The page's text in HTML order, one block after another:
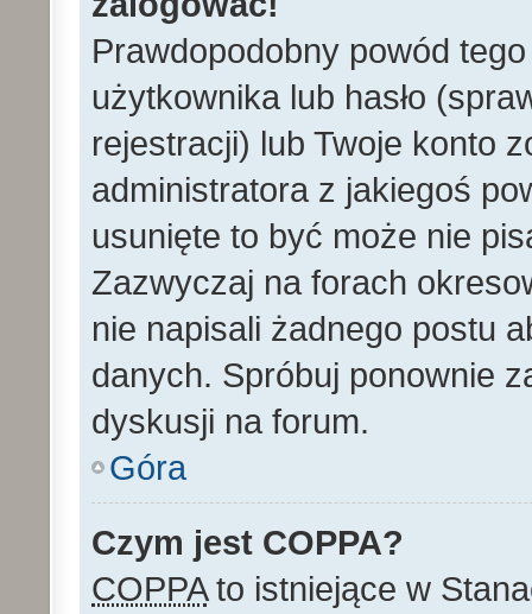
Prawdopodobny powód
użytkownika lub hasło
rejestracji) lub Twoje konto
administratora z jakiegoś
usunięte to być może nie
Zazwyczaj na forach
nie napisali żadnego postu
danych. Spróbuj ponownie
dyskusji na forum.
Góra
Czym jest COPPA?
COPPAto istniejące w